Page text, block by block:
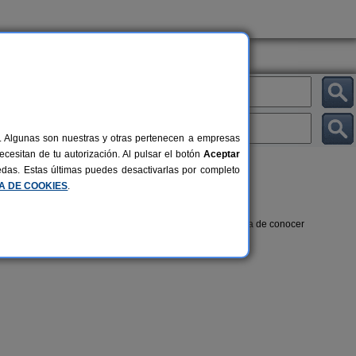
un albergue rural en Guadalajara
es además una forma de conocer
son nuestras y otras pertenecen a empresas
de tu autorización. Al pulsar el botón Aceptar
Estas últimas puedes desactivarlas por completo
DE COOKIES.